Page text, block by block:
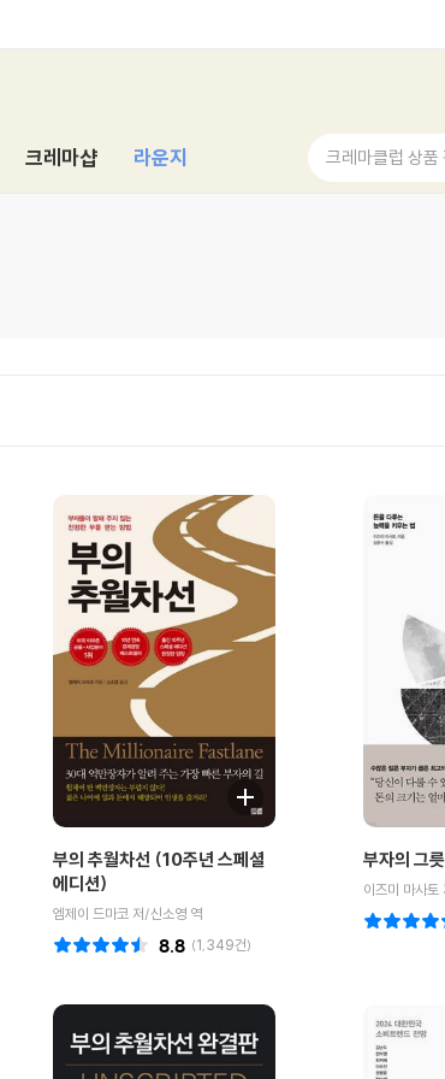
크레마샵 라운지 크레마클럽 상품
부의 추월차선 (10주년 스페셜
에디션)
엠제이 드마코 저/신소영 역
(1,349건)
8.8
부자의 그릇
이즈미 마사